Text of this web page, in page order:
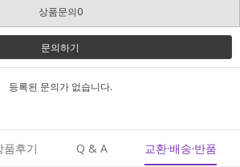
상품문의0
문의하기
등록된 문의가 없습니다.
품후기 Q & A 교환·배송·반품